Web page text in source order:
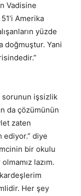
Vadisine
Amerika
yüzde
doğmuştur. Yani
sorunun işsizlik
da çözümünün
zaten
ediyor.” diye
bir okulu
lazım.
Her şey